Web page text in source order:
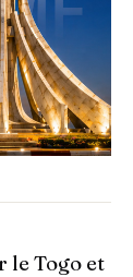
le Togo et